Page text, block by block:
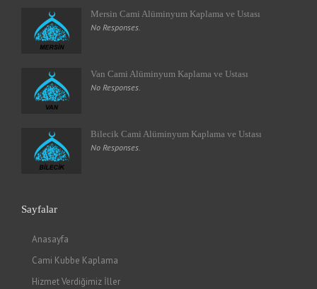
Mersin Cami Alüminyum Kaplama ve Ustası
No Responses.
Van Cami Alüminyum Kaplama ve Ustası
No Responses.
Bilecik Cami Alüminyum Kaplama ve Ustası
No Responses.
Sayfalar
Anasayfa
Cami Kubbe Kaplama
Hizmet Verdiğimiz İller